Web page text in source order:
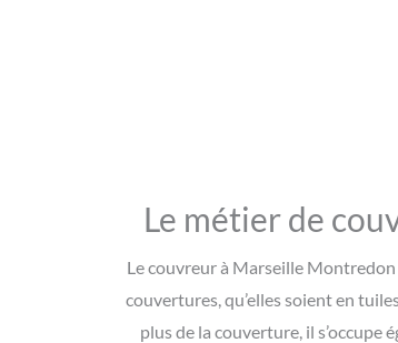
Le métier de
Le couvreur à Marseille
couvertures, qu’elles soient en
plus de la couverture, il s’occupe